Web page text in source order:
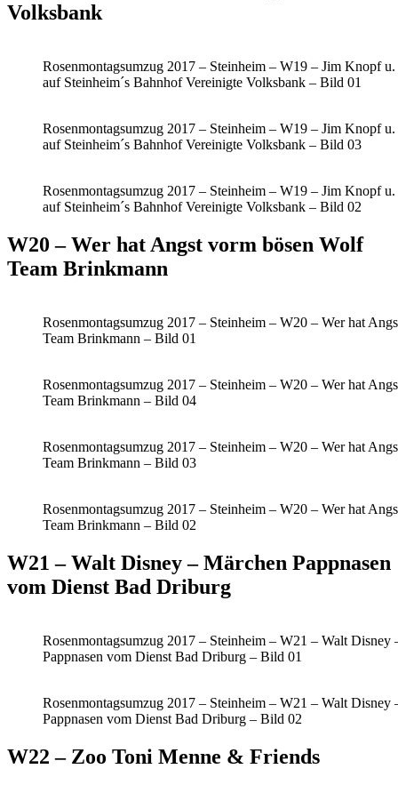
Volksbank
Rosenmontagsumzug 2017 – Steinheim – W19 – Jim Knopf
auf Steinheim´s Bahnhof Vereinigte Volksbank – Bild 01
Rosenmontagsumzug 2017 – Steinheim – W19 – Jim Knopf
auf Steinheim´s Bahnhof Vereinigte Volksbank – Bild 03
Rosenmontagsumzug 2017 – Steinheim – W19 – Jim Knopf
auf Steinheim´s Bahnhof Vereinigte Volksbank – Bild 02
W20 – Wer hat Angst vorm bösen Wolf
Team Brinkmann
Rosenmontagsumzug 2017 – Steinheim – W20 – Wer hat
Team Brinkmann – Bild 01
Rosenmontagsumzug 2017 – Steinheim – W20 – Wer hat
Team Brinkmann – Bild 04
Rosenmontagsumzug 2017 – Steinheim – W20 – Wer hat
Team Brinkmann – Bild 03
Rosenmontagsumzug 2017 – Steinheim – W20 – Wer hat
Team Brinkmann – Bild 02
W21 – Walt Disney – Märchen Pappnasen
vom Dienst Bad Driburg
Rosenmontagsumzug 2017 – Steinheim – W21 – Walt Disney
Pappnasen vom Dienst Bad Driburg – Bild 01
Rosenmontagsumzug 2017 – Steinheim – W21 – Walt Disney
Pappnasen vom Dienst Bad Driburg – Bild 02
W22 – Zoo Toni Menne & Friends